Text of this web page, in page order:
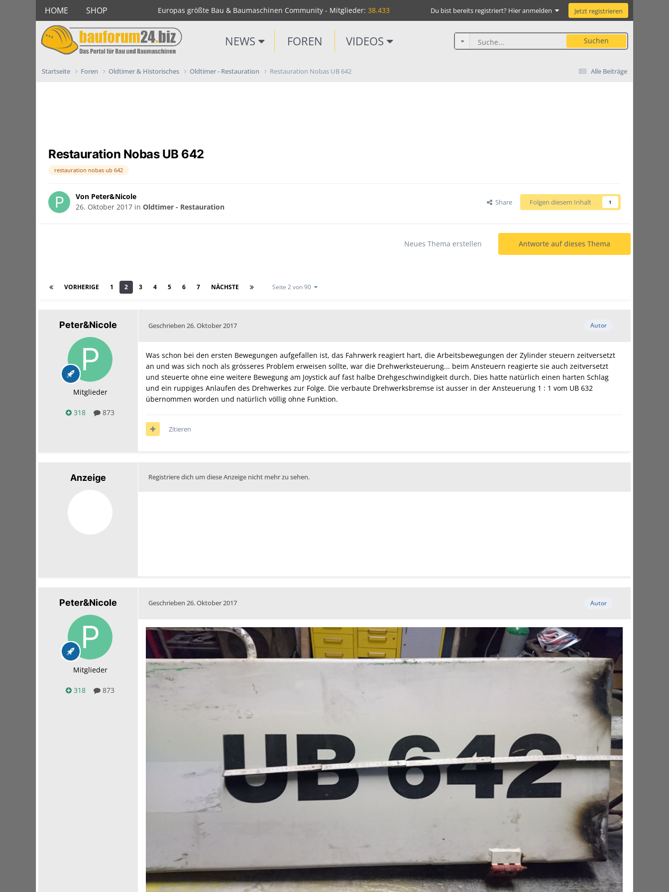
HOME SHOP Europas größte Bau & Baumaschinen Community - Mitglieder: 38.433 Du bist bereits registriert? Hier anmelden Jetzt registrieren
NEWS FOREN VIDEOS Suchen
Alle Beiträge
Startseite Foren Oldtimer & Historisches Oldtimer - Restauration Restauration Nobas UB 642
Restauration Nobas UB 642
restauration nobas ub 642
Von Peter&Nicole
26. Oktober 2017 in Oldtimer - Restauration Share Folgen diesem Inhalt 1
Antworte auf dieses Thema
Neues Thema erstellen
VORHERIGE 1 2 3 4 5 6 7 NÄCHSTE Seite 2 von 90
Peter&Nicole
Mitglieder
318 873
Autor
Geschrieben 26. Oktober 2017
Was schon bei den ersten Bewegungen aufgefallen ist, das Fahrwerk reagiert hart, die Arbeitsbewegungen der Zylinder steuern zeitversetzt
an und was sich noch als grösseres Problem erweisen sollte, war die Drehwerksteuerung... beim Ansteuern reagierte sie auch zeitversetzt
und steuerte ohne eine weitere Bewegung am Joystick auf fast halbe Drehgeschwindigkeit durch. Dies hatte natürlich einen harten Schlag
und ein ruppiges Anlaufen des Drehwerkes zur Folge. Die verbaute Drehwerksbremse ist ausser in der Ansteuerung 1 : 1 vom UB 632
übernommen worden und natürlich völlig ohne Funktion.
Zitieren
Anzeige Registriere dich um diese Anzeige nicht mehr zu sehen.
Peter&Nicole
Mitglieder
318 873
Autor
Geschrieben 26. Oktober 2017